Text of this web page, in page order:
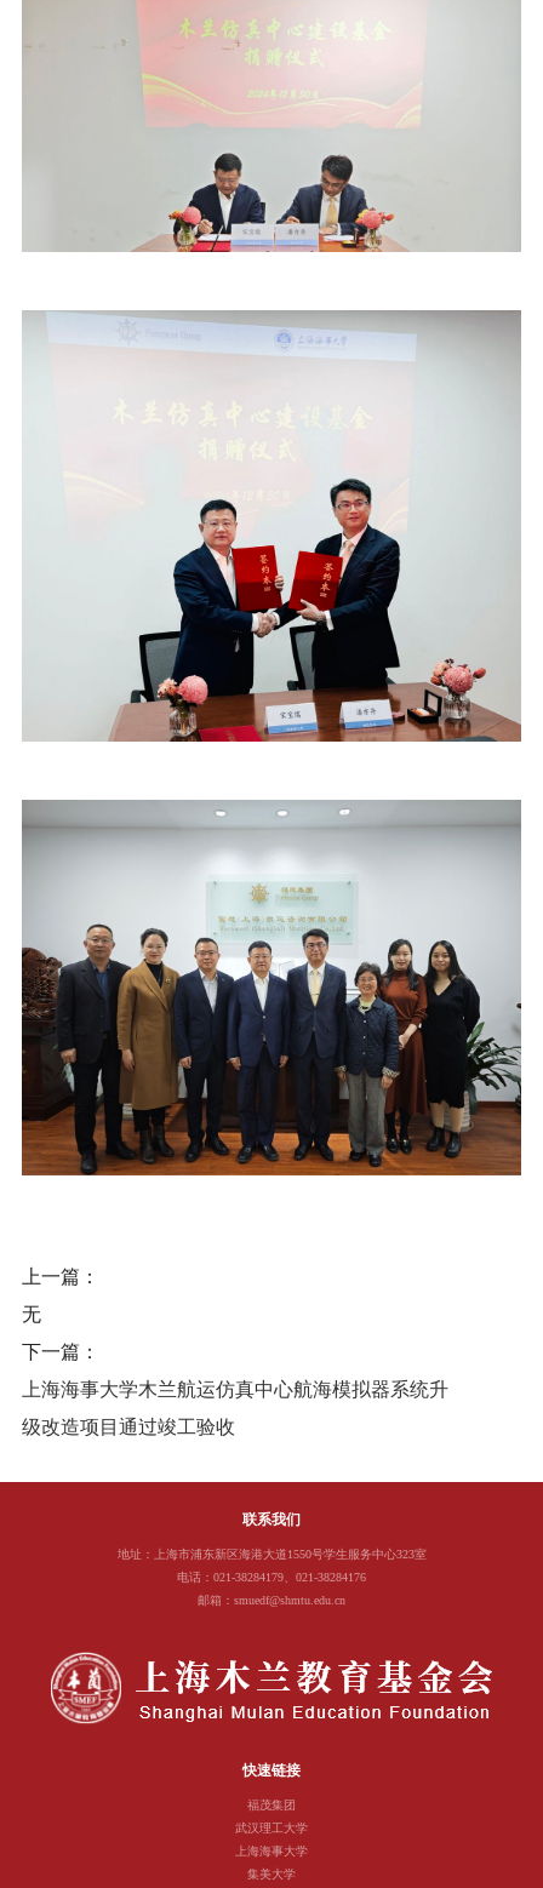
上一篇：
无
下一篇：
上海海事大学木兰航运仿真中心航海模拟器系统升
级改造项目通过竣工验收
联系我们
地址：上海市浦东新区海港大道1550号学生服务中心323室
电话：021-38284179、021-38284176
邮箱：smuedf@shmtu.edu.cn
快速链接
福茂集团
武汉理工大学
上海海事大学
集美大学